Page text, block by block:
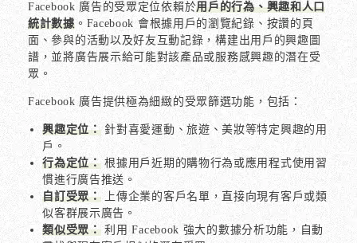
Facebook 廣告的受眾定位依賴於用戶的行為、興趣和人口
統計數據。Facebook 會根據用戶的瀏覽紀錄、按讚的頁
面、參與的活動以及好友互動記錄，構建出用戶的興趣圖
譜，並將廣告展示給可能對該產品或服務感興趣的潛在受
眾。
Facebook 廣告提供極為細緻的受眾篩選功能，包括：
興趣定位：針對喜愛運動、旅遊、美妝等特定興趣的用
戶。
行為定位：根據用戶近期的購物行為或應用程式使用習
慣進行廣告推送。
自訂受眾：上傳企業的客戶名單，直接向現有客戶或類
似客群展示廣告。
類似受眾：利用 Facebook 強大的數據分析功能，自動